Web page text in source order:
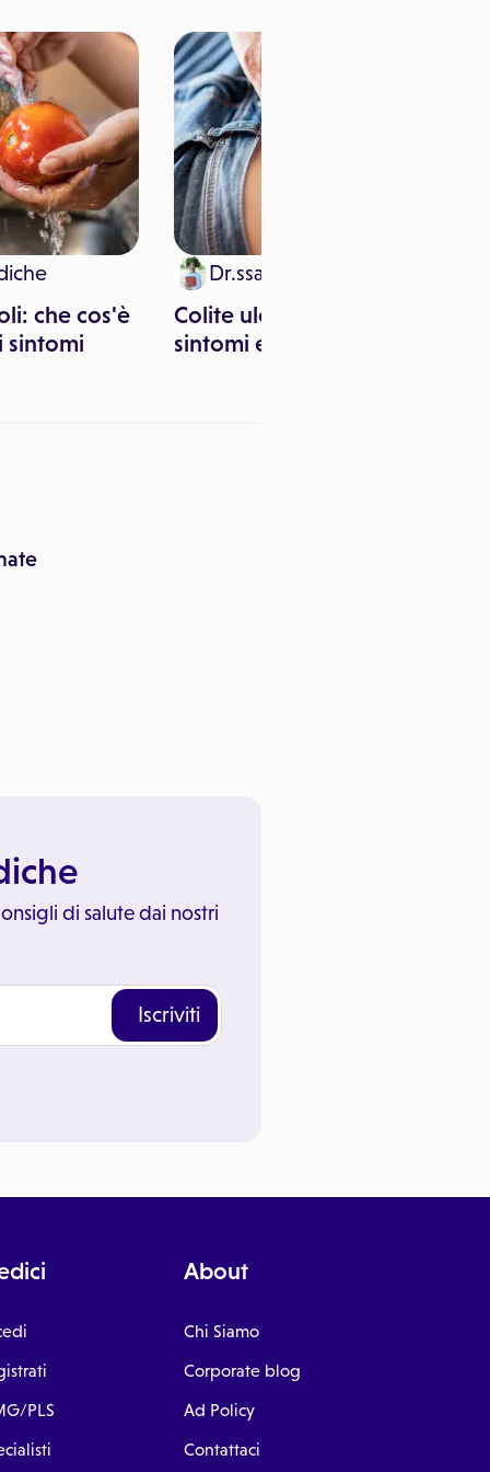
che cos'è
sintomi
Dr.ssa Angelica Larocca
Colite ulcerosa: cause,
sintomi e terapie
di salute dai nostri
Iscriviti
PLS
About
Chi Siamo
Corporate blog
Ad Policy
Contattaci